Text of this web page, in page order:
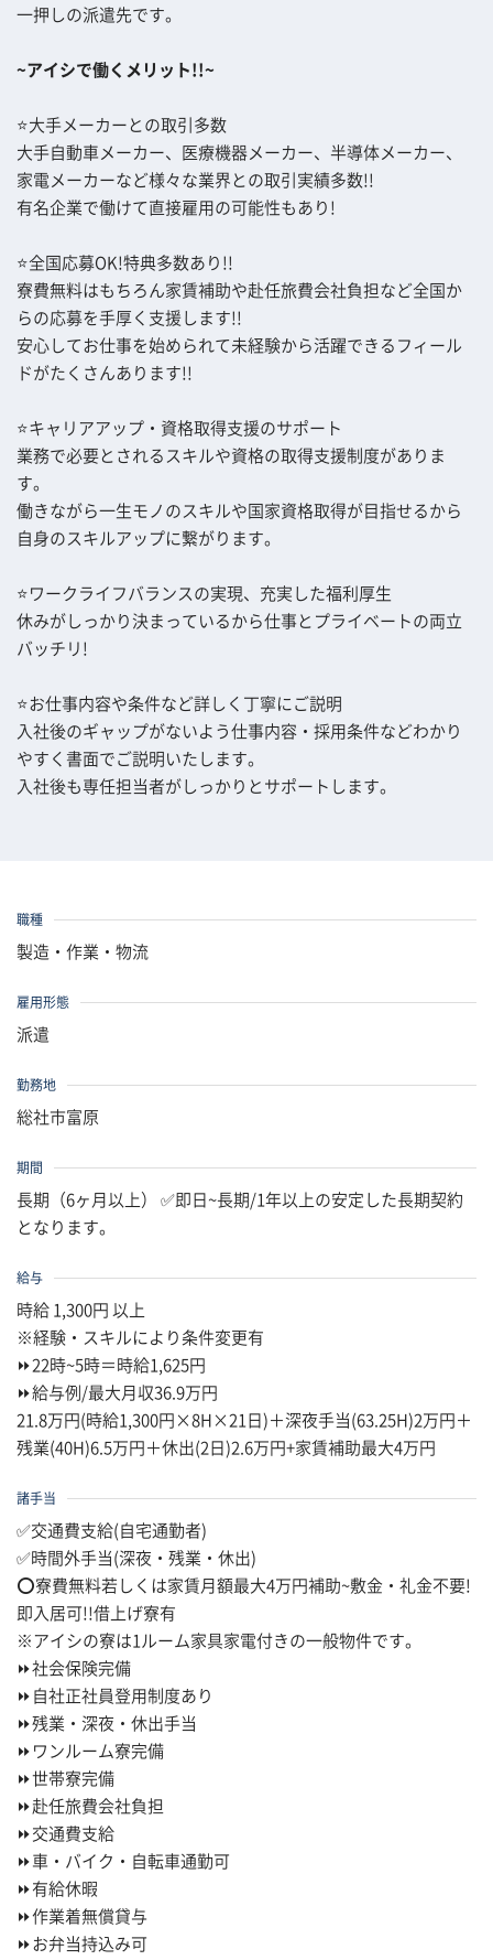
一押しの派遣先です。
~アイシで働くメリット!!~
⭐大手メーカーとの取引多数
大手自動車メーカー、医療機器メーカー、半導体メーカー、
家電メーカーなど様々な業界との取引実績多数!!
有名企業で働けて直接雇用の可能性もあり!
⭐全国応募OK!特典多数あり!!
寮費無料はもちろん家賃補助や赴任旅費会社負担など全国か
らの応募を手厚く支援します!!
安心してお仕事を始められて未経験から活躍できるフィール
ドがたくさんあります!!
⭐キャリアアップ・資格取得支援のサポート
業務で必要とされるスキルや資格の取得支援制度がありま
す。
働きながら一生モノのスキルや国家資格取得が目指せるから
自身のスキルアップに繋がります。
⭐ワークライフバランスの実現、充実した福利厚生
休みがしっかり決まっているから仕事とプライベートの両立
バッチリ!
⭐お仕事内容や条件など詳しく丁寧にご説明
入社後のギャップがないよう仕事内容・採用条件などわかり
やすく書面でご説明いたします。
入社後も専任担当者がしっかりとサポートします。
職種
製造・作業・物流
雇用形態
派遣
勤務地
総社市富原
期間
長期（6ヶ月以上） ✅即日~長期/1年以上の安定した長期契約
となります。
給与
時給 1,300円 以上
※経験・スキルにより条件変更有
⏩22時~5時＝時給1,625円
⏩給与例/最大月収36.9万円
21.8万円(時給1,300円×8H×21日)＋深夜手当(63.25H)2万円＋
残業(40H)6.5万円＋休出(2日)2.6万円+家賃補助最大4万円
諸手当
✅交通費支給(自宅通勤者)
✅時間外手当(深夜・残業・休出)
⭕寮費無料若しくは家賃月額最大4万円補助~敷金・礼金不要!
即入居可!!借上げ寮有
※アイシの寮は1ルーム家具家電付きの一般物件です。
⏩社会保険完備
⏩自社正社員登用制度あり
⏩残業・深夜・休出手当
⏩ワンルーム寮完備
⏩世帯寮完備
⏩赴任旅費会社負担
⏩交通費支給
⏩車・バイク・自転車通勤可
⏩有給休暇
⏩作業着無償貸与
⏩お弁当持込み可